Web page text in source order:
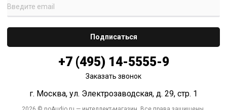
+7 (495) 14-5555-9
Заказать звонок
г. Москва, ул. Электрозаводская, д. 29, стр. 1